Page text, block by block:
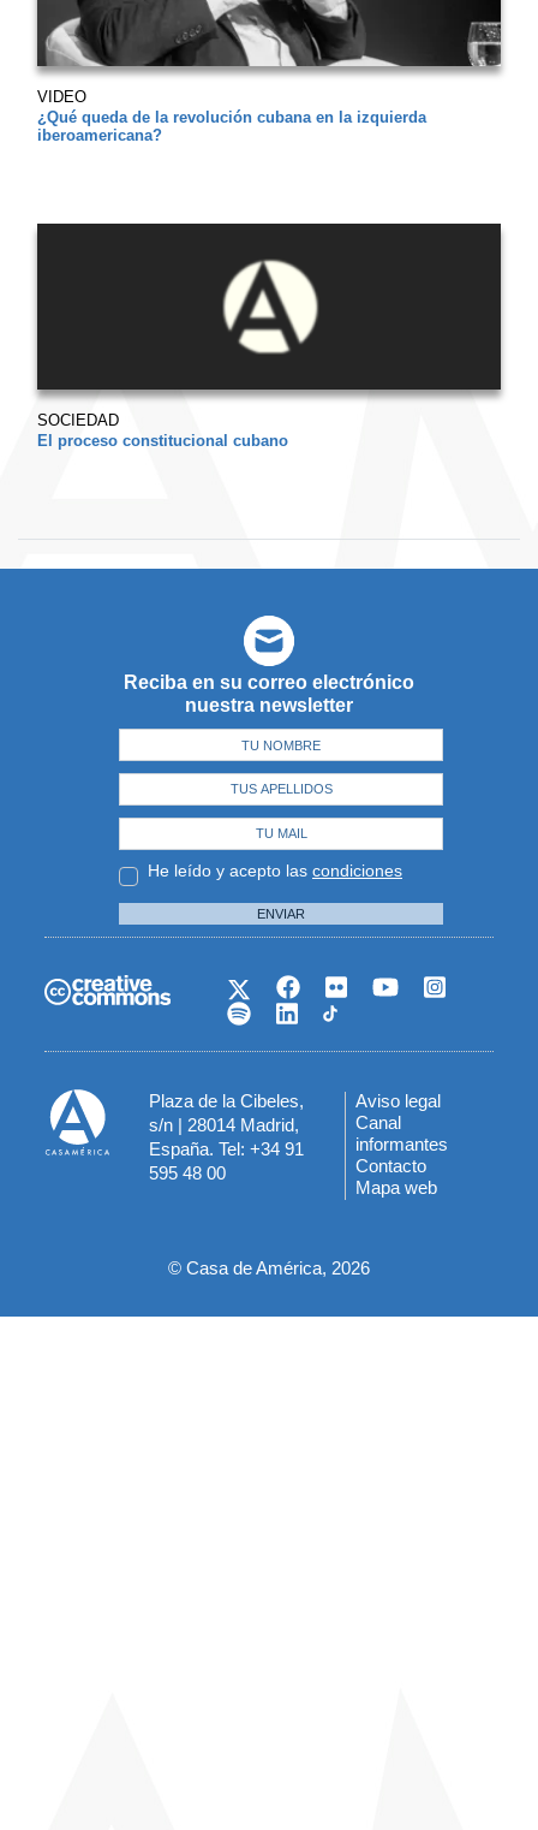
VIDEO
¿Qué queda de la revolución cubana en la izquierda
iberoamericana?
SOCIEDAD
El proceso constitucional cubano
Reciba en su correo electrónico
nuestra newsletter
He leído y acepto las condiciones
ENVIAR
Plaza de la Cibeles,
s/n | 28014 Madrid,
España. Tel: +34 91
595 48 00
Menú
del
pie
Aviso legal
Canal
informantes
Contacto
Mapa web
© Casa de América, 2026